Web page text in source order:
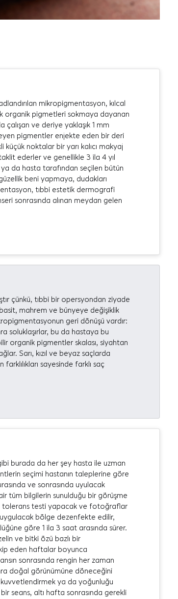
mikropigmentasyon, kılcal
organik pigmetleri sokmaya dayanan
ve deriye yaklaşık 1 mm
pigmentler enjekte eden bir deri
noktalar bir yarı kalıcı makyaj
ederler ve genellikle 3 ila 4 yıl
da hasta tarafından seçilen bütün
beni yapmaya, dudakları
tıbbi estetik dermografi
sonrasında alınan meydan gelen
çünkü, tıbbi bir opersyondan ziyade
mahrem ve bünyeye değişiklik
geri dönüşü vardır:
soluklaşırlar, bu da hastaya bu
organik pigmentler skalası, siyahtan
Sarı, kızıl ve beyaz saçlarda
sayesinde farklı saç
burada da her şey hasta ile uzman
seçimi hastanın taleplerine göre
ve sonrasında uyulacak
tüm bilgilerin sunulduğu bir görüşme
tolerans testi yapacak ve fotoğraflar
bölge dezenfekte edilir,
göre 1 ila 3 saat arasında sürer.
ve bitki özü bazlı bir
eden haftalar boyunca
sonrasında rengin her zaman
doğal görünümüne döneceğini
ya da yoğunluğu
seans, altı hafta sonrasında gerekli